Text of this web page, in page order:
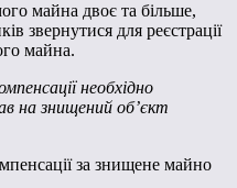
майна двоє та більше,
звернутися для реєстрації
майна.
необхідно
на знищений об’єкт
за знищене майно